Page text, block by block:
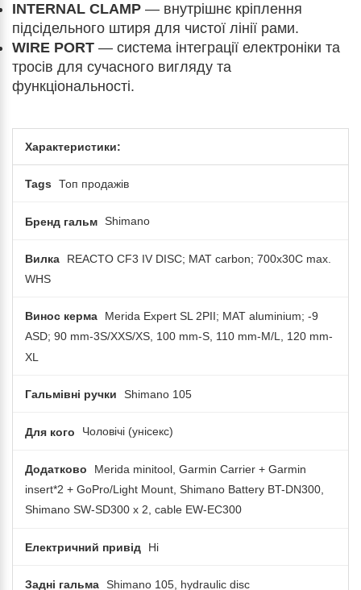
INTERNAL CLAMP — внутрішнє кріплення
підсідельного штиря для чистої лінії рами.
WIRE PORT — система інтеграції електроніки та
тросів для сучасного вигляду та
функціональності.
Характеристики:
Tags Топ продажів
Бренд гальм Shimano
Вилка
REACTO CF3 IV DISC; MAT carbon; 700x30C max.
WHS
Винос керма
Merida Expert SL 2PII; MAT aluminium; -9
ASD; 90 mm-3S/XXS/XS, 100 mm-S, 110 mm-M/L, 120 mm-
XL
Гальмівні ручки Shimano 105
Для кого Чоловічі (унісекс)
Додатково
Merida minitool, Garmin Carrier + Garmin
insert*2 + GoPro/Light Mount, Shimano Battery BT-DN300,
Shimano SW-SD300 x 2, cable EW-EC300
Електричний привід Ні
Задні гальма Shimano 105, hydraulic disc